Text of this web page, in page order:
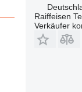
Raiffeisen
Verkäufer